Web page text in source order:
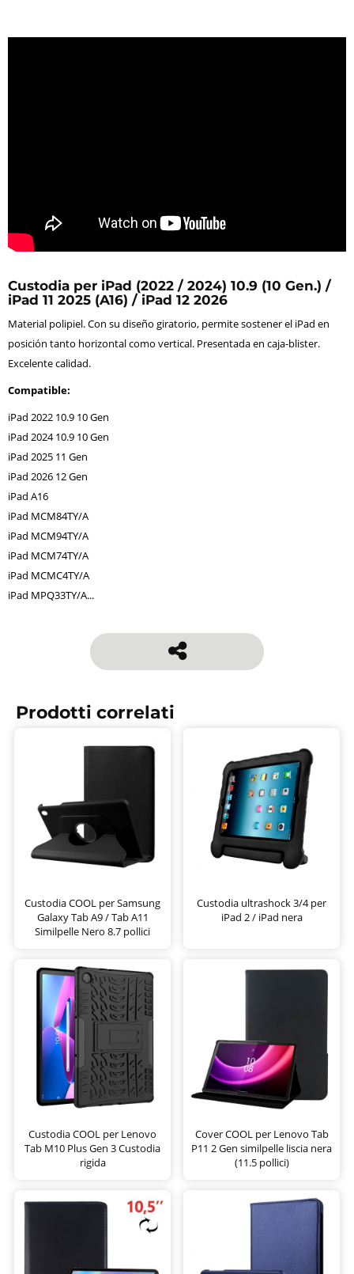
Custodia per iPad (2022 / 2024) 10.9 (10 Gen.) /
iPad 11 2025 (A16) / iPad 12 2026
Material polipiel. Con su diseño giratorio, permite sostener el iPad en
posición tanto horizontal como vertical. Presentada en caja-blister.
Excelente calidad.
Compatible:
iPad 2022 10.9 10 Gen
iPad 2024 10.9 10 Gen
iPad 2025 11 Gen
iPad 2026 12 Gen
iPad A16
iPad MCM84TY/A
iPad MCM94TY/A
iPad MCM74TY/A
iPad MCMC4TY/A
iPad MPQ33TY/A...
Prodotti correlati
Custodia COOL per Samsung
Galaxy Tab A9 / Tab A11
Similpelle Nero 8.7 pollici
Custodia ultrashock 3/4 per
iPad 2 / iPad nera
Custodia COOL per Lenovo
Tab M10 Plus Gen 3 Custodia
rigida
Cover COOL per Lenovo Tab
P11 2 Gen similpelle liscia nera
(11.5 pollici)